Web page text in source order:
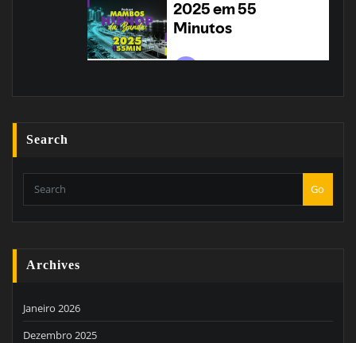
Search
Go
Archives
Janeiro 2026
Dezembro 2025